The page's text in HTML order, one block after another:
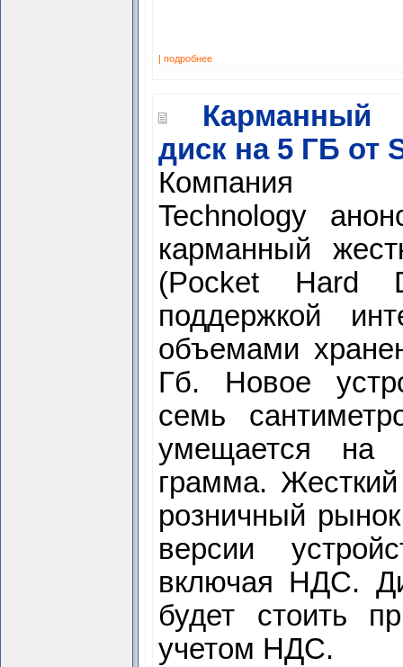
| подробнее
Карманный
диск на 5 ГБ от
Компания
Technology
карманный
(Pocket Hard
поддержкой
объемами
Гб. Новое
семь
умещается
грамма.
розничный
версии
включая НДС.
будет стоить
учетом НДС.